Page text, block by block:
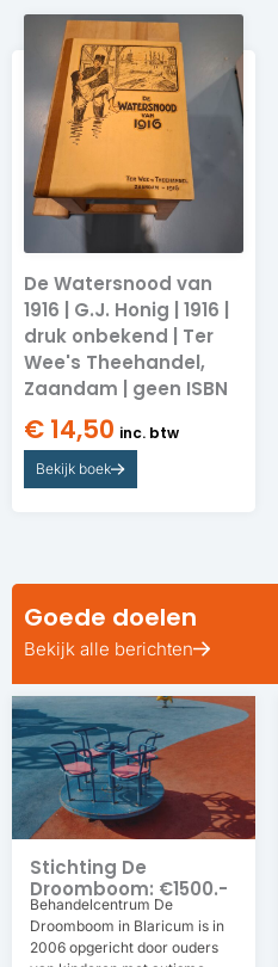
De Watersnood van
1916 | G.J. Honig | 1916 |
druk onbekend | Ter
Wee's Theehandel,
Zaandam | geen ISBN
€ 14,50 inc. btw
Bekijk boek
Goede doelen
Bekijk alle berichten
Stichting De
Droomboom: €1500.-
Behandelcentrum De
Droomboom in Blaricum is in
2006 opgericht door ouders